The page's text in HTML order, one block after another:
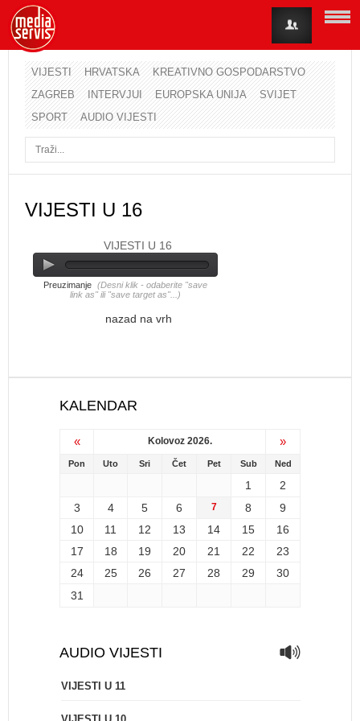
VIJESTI HRVATSKA
KREATIVNO GOSPODARSTVO
ZAGREB
INTERVJUI EUROPSKA UNIJA
SVIJET
SPORT
AUDIO VIJESTI
VIJESTI U 16
VIJESTI U 16
Preuzimanje (Desni klik - odaberite "save
link as" ili "save target as"...)
nazad na vrh
KALENDAR
« Kolovoz 2026. »
Pon Uto Sri Čet Pet Sub Ned
1
2
3
4 5 6 7 8
9
10
11 12 13 14 15
16
17
18 19 20 21 22
23
24
25 26 27 28 29
30
31
AUDIO VIJESTI
VIJESTI U 11
Korisničko ime
Lozinka
Zaboravili ste lozinku?